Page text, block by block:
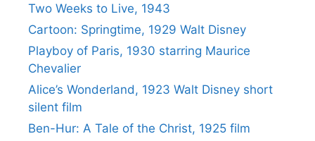
Two Weeks to Live, 1943
Cartoon: Springtime, 1929 Walt Disney
Playboy of Paris, 1930 starring Maurice
Chevalier
Alice’s Wonderland, 1923 Walt Disney short
silent film
Ben-Hur: A Tale of the Christ, 1925 film